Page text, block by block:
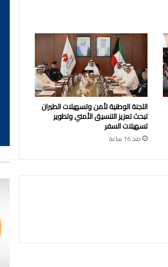
اللجنة الوطنية لأمن وتسهيلات الطيران
تبحث تعزيز التنسيق الأمني وتطوير
تسهيلات السفر
منذ 16 ساعة